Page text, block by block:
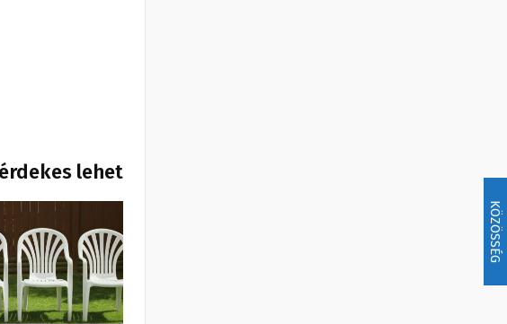
KÖZÖSSÉG
lehet